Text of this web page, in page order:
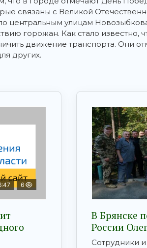
связаны с Великой
центральным улицам
горожан. Как стало известно,
движение транспорта. Они
других.
6
В Брянске
России
Сотрудники